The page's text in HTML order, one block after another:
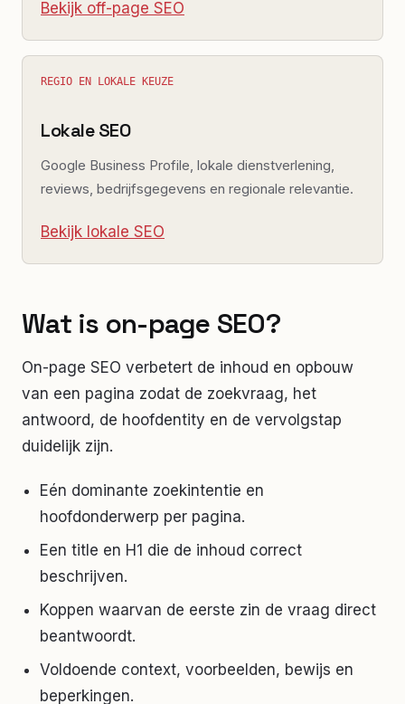
Bekijk off-page SEO
REGIO EN LOKALE KEUZE
Lokale SEO
Google Business Profile, lokale dienstverlening,
reviews, bedrijfsgegevens en regionale relevantie.
Bekijk lokale SEO
Wat is on-page SEO?
On-page SEO verbetert de inhoud en opbouw
van een pagina zodat de zoekvraag, het
antwoord, de hoofdentity en de vervolgstap
duidelijk zijn.
Eén dominante zoekintentie en
hoofdonderwerp per pagina.
Een title en H1 die de inhoud correct
beschrijven.
Koppen waarvan de eerste zin de vraag direct
beantwoordt.
Voldoende context, voorbeelden, bewijs en
beperkingen.